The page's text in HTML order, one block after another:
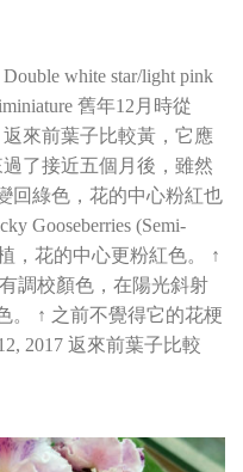
white star/light pink
舊年12月時從
來前葉子比較黃，它應
了接近五個月後，雖然
回綠色，花的中心粉紅也
Gooseberries (Semi-
，花的中心更粉紅色。 ↑
調校顏色，在陽光斜射
。 ↑ 之前不覺得它的花梗
2017 返來前葉子比較